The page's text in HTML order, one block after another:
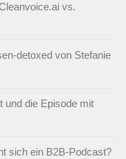
vs.
detoxed von Stefanie
und die Episode mit
sich ein B2B-Podcast?